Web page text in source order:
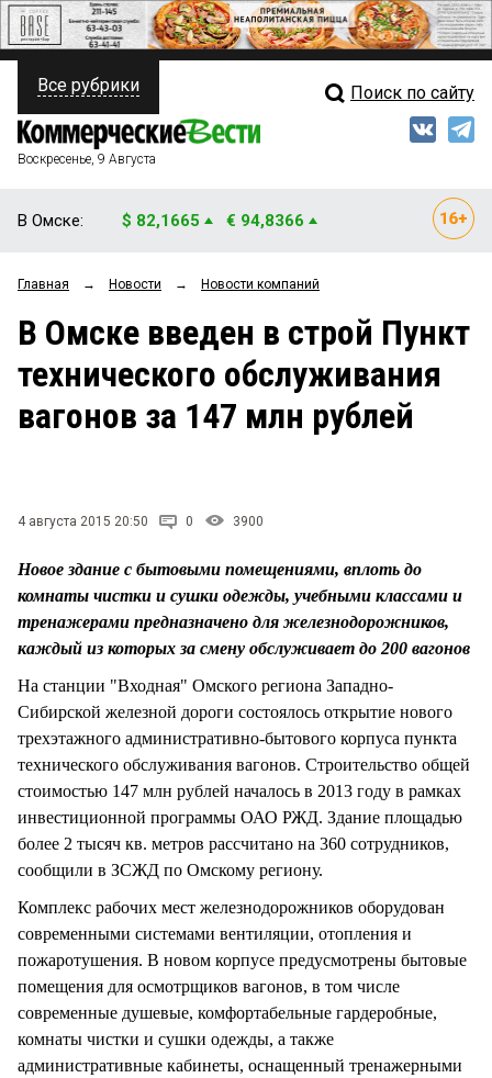
ПОЛИТИКА
ФИНАНСЫ
ОБЩЕСТВО
ЗАКОН
НОВОСТИ КОМПАНИЙ
Свежий выпуск
Мнения
Рейтинги
Блоги
Архив
Все рубрики Поиск по сайту
Воскресенье, 9 Августа
В Омске: $ 82,1665 € 94,8366
Главная → Новости → Новости компаний
В Омске введен в строй Пункт
технического обслуживания
вагонов за 147 млн рублей
4 августа 2015 20:50 0 3900
Новое здание с бытовыми помещениями, вплоть до
комнаты чистки и сушки одежды, учебными классами и
тренажерами предназначено для железнодорожников,
каждый из которых за смену обслуживает до 200 вагонов
На станции "Входная" Омского региона Западно-
Сибирской железной дороги состоялось открытие нового
трехэтажного административно-бытового корпуса пункта
технического обслуживания вагонов. Строительство общей
стоимостью 147 млн рублей началось в 2013 году в рамках
инвестиционной программы ОАО РЖД. Здание площадью
более 2 тысяч кв. метров рассчитано на 360 сотрудников,
сообщили в ЗСЖД по Омскому региону.
Комплекс рабочих мест железнодорожников оборудован
современными системами вентиляции, отопления и
пожаротушения. В новом корпусе предусмотрены бытовые
помещения для осмотрщиков вагонов, в том числе
современные душевые, комфортабельные гардеробные,
комнаты чистки и сушки одежды, а также
административные кабинеты, оснащенный тренажерными